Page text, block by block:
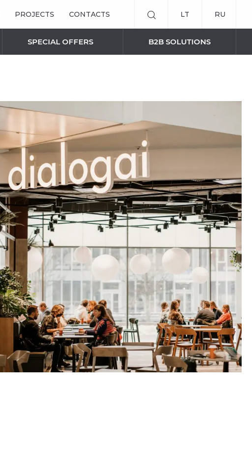
PROJECTS CONTACTS LT RU
SPECIAL OFFERS B2B SOLUTIONS
SMART BLINDS SOLUTIONS
Remote control
Curtain panels